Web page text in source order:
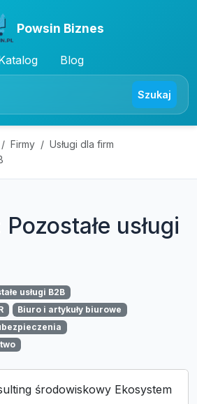
Powsin Biznes
Blog
Szukaj
Firmy
Usługi dla firm
usługi
usługi B2B
Biuro i artykuły biurowe